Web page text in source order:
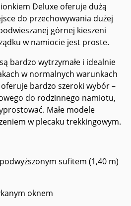
Deluxe oferuje dużą
do przechowywania dużej
górnej kieszeni
w namiocie jest proste.
bardzo wytrzymałe i idealnie
w normalnych warunkach
bardzo szeroki wybór –
do rodzinnego namiotu,
Małe modele
w plecaku trekkingowym.
sufitem (1,40 m)
oknem